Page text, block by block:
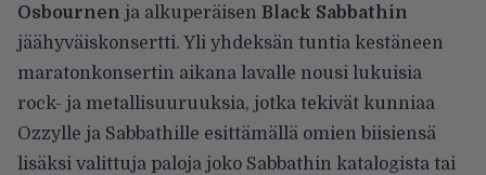
Osbournen ja alkuperäisen Black Sabbathin
jäähyväiskonsertti. Yli yhdeksän tuntia kestäneen
maratonkonsertin aikana lavalle nousi lukuisia
rock- ja metallisuuruuksia, jotka tekivät kunniaa
Ozzylle ja Sabbathille esittämällä omien biisiensä
lisäksi valittuja paloja joko Sabbathin katalogista tai